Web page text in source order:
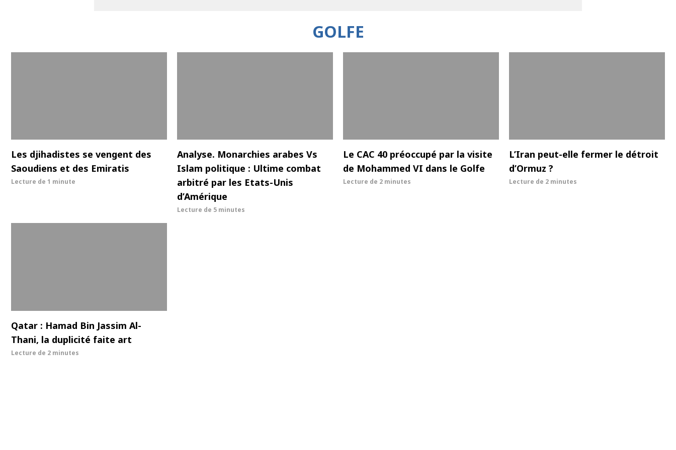
GOLFE
Les djihadistes se vengent des
Saoudiens et des Emiratis
Lecture de 1 minute
Analyse. Monarchies arabes Vs
Islam politique : Ultime combat
arbitré par les Etats-Unis
d’Amérique
Lecture de 5 minutes
Le CAC 40 préoccupé par la visite
de Mohammed VI dans le Golfe
Lecture de 2 minutes
L’Iran peut-elle fermer le détroit
d’Ormuz ?
Lecture de 2 minutes
Qatar : Hamad Bin Jassim Al-
Thani, la duplicité faite art
Lecture de 2 minutes